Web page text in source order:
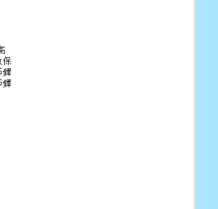
與所屬中央及地方各機關（構）學校
保
鐸
鐸